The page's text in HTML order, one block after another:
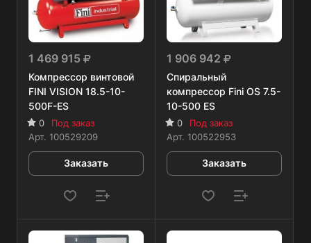
1 469 915
Компрессор винтовой
FINI VISION 18.5-10-
500F-ES
0
Под заказ
Арт. 100529209
Заказать
1 906 942
Спиральный
компрессор Fini OS 7.5-
10-500 ES
0
Под заказ
Арт. 100522953
Заказать